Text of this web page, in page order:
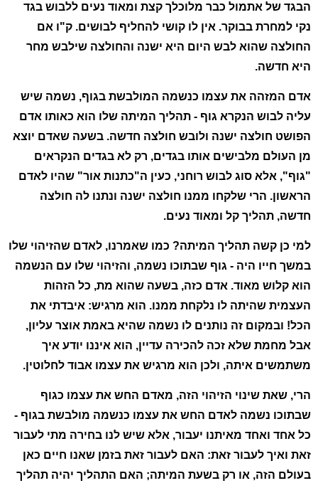
הבגד של אתמול כבר מלוכלך קצת ומאוד נעים ללבוש בגד
נקי למחרת בבוקר. אין לו קושי להחליף לבושים. ק"ו אם
החולצה שהוא לבש היום היא ישנה והחולצה שילבש מחר
היא חדשה.
אדם המזהה את עצמו כנשמה המולבשת בגוף, נשמה שיש
עליה לבוש הנקרא גוף - תהליך המיתה שלו הוא כאותו אדם
הפושט חולצה ישנה ולובש חולצה חדשה. בשעה שאדם יוצא
מן העולם מלבישים אותו בגדים, רק לא בגדים הנקראים
"גוף", אלא סוג לבוש רוחני, כעין ה"כתנות אור" שהיו לאדם
הראשון. הרי שלקחו ממנו חולצה ישנה ונתנו לה חולצה
חדשה, תהליך קל ומאוד נעים.
למי כן קשה תהליך המיתה? כמו שאמרנו, לאדם שהזיהוי שלו
במשך חייו היה - גוף שבתוכו נשמה, והזיהוי שלו עם הנשמה
הוא קלוש מאוד. אדם כזה, בשעה שהוא מת, כל הזהות
העצמית שהיתה לו נלקחת ממנו. הוא מרגיש: איבדתי את
הכל! ובמקום זה נותנים לו נשמה שהיא באמת אוצר עליון,
אבל מחמת שלא זכה להכירה עדיין, הוא איננו יודע איך
משתמשים איתה, ולכן הוא מרגיש את עצמו אבוד לחלוטין.
הרי, שאת שינוי הזיהוי הזה, מאדם החש את עצמו כגוף
שבתוכו נשמה לאדם החש את עצמו כנשמה מולבשת בגוף -
כל אחד ואחד מאיתנו יעבור, אלא שיש לנו בחירה מתי לעבור
זאת ואיך לעבור זאת: האם לעבור זאת בזמן שאנו חיים כאן
בעולם הזה, או רק בשעת המיתה; האם התהליך יהיה תהליך